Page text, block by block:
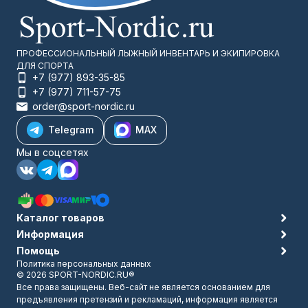
ПРОФЕССИОНАЛЬНЫЙ ЛЫЖНЫЙ ИНВЕНТАРЬ И ЭКИПИРОВКА
ДЛЯ СПОРТА
+7 (977) 893-35-85
+7 (977) 711-57-75
order@sport-nordic.ru
Telegram
MAX
Мы в соцсетях
Каталог товаров
Информация
Помощь
Политика персональных данных
© 2026 SPORT-NORDIC.RU®
Все права защищены. Веб-сайт не является основанием для
предъявления претензий и рекламаций, информация является